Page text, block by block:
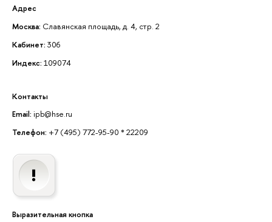
Адрес
Москва: Славянская площадь, д. 4, стр. 2
Кабинет: 306
Индекс: 109074
Контакты
Email: ipb@hse.ru
Телефон: +7 (495) 772-95-90 * 22209
Выразительная кнопка